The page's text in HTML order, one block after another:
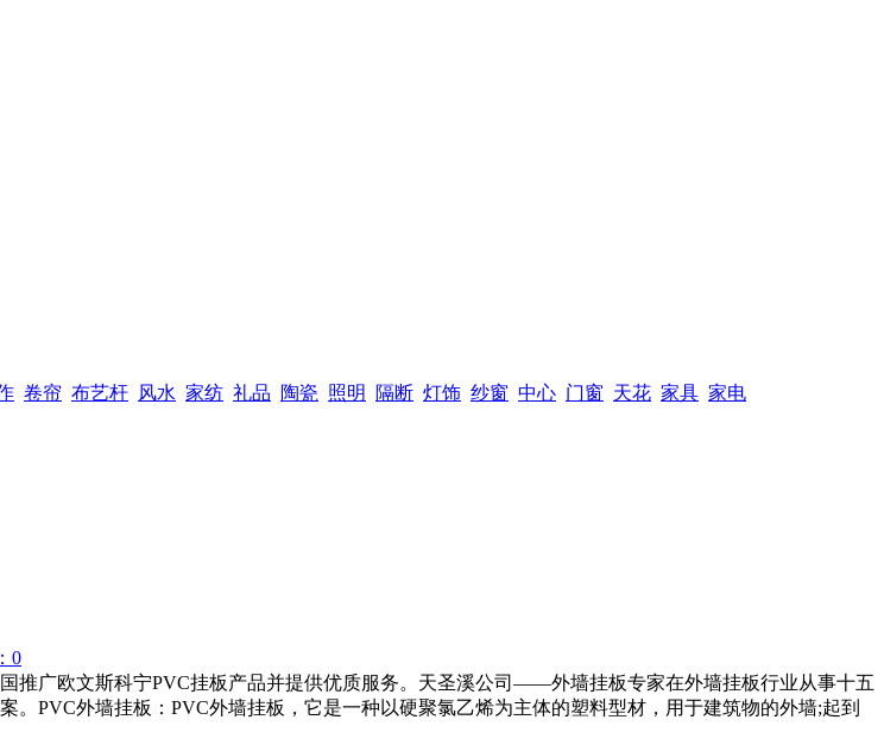
卷帘 布艺杆 风水 家纺 礼品 陶瓷 照明 隔断 灯饰 纱窗 中心 门窗 天花 家具 家电
0
推广欧文斯科宁PVC挂板产品并提供优质服务。天圣溪公司——外墙挂板专家在外墙挂板行业从事十五
PVC外墙挂板：PVC外墙挂板，它是一种以硬聚氯乙烯为主体的塑料型材，用于建筑物的外墙;起到